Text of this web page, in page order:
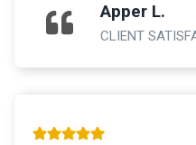
Apper L.
CLIENT